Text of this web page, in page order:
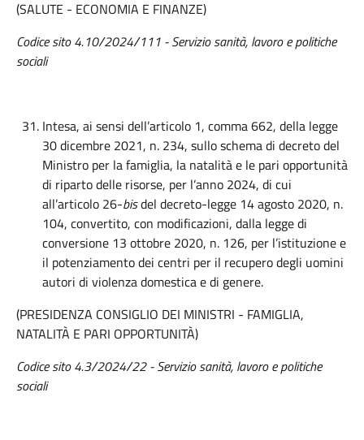
(SALUTE - ECONOMIA E FINANZE)
Codice sito 4.10/2024/111 - Servizio sanità, lavoro e politiche
sociali
Intesa, ai sensi dell’articolo 1, comma 662, della legge
30 dicembre 2021, n. 234, sullo schema di decreto del
Ministro per la famiglia, la natalità e le pari opportunità
di riparto delle risorse, per l’anno 2024, di cui
all’articolo 26-bisdel decreto-legge 14 agosto 2020, n.
104, convertito, con modificazioni, dalla legge di
conversione 13 ottobre 2020, n. 126, per l’istituzione e
il potenziamento dei centri per il recupero degli uomini
autori di violenza domestica e di genere.
(PRESIDENZA CONSIGLIO DEI MINISTRI - FAMIGLIA,
NATALITÀ E PARI OPPORTUNITÀ)
Codice sito 4.3/2024/22 - Servizio sanità, lavoro e politiche
sociali